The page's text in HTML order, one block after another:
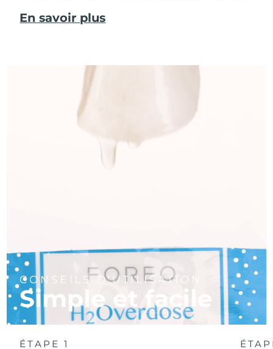
En savoir plus
CONSEILS D'UTILISATION
Simple et facile
ÉTAPE 1